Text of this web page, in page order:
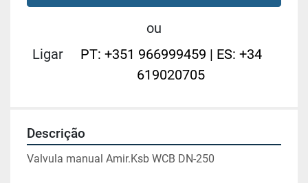
ou
Ligar
PT: +351 966999459 | ES: +34
619020705
Descrição
Valvula manual Amir.Ksb WCB DN-250